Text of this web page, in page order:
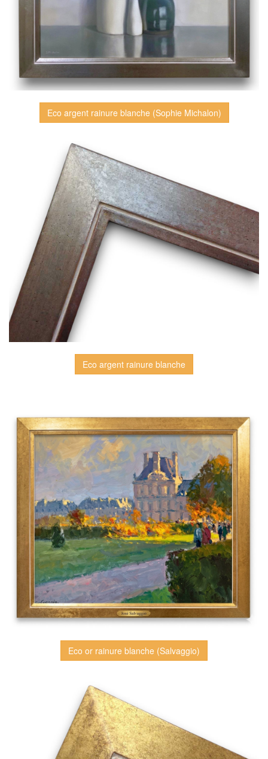
Eco argent rainure blanche (Sophie Michalon)
Eco argent rainure blanche
Eco or rainure blanche (Salvaggio)